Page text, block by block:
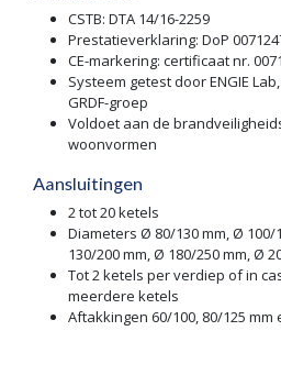
CSTB: DTA 14/16-2259
Prestatieverklaring: DoP
CE-markering: certificaat nr.
Systeem getest door ENGIE
GRDF-groep
Voldoet aan de
woonvormen
Aansluitingen
2 tot 20 ketels
Diameters Ø 80/130 mm, Ø 100/
130/200 mm, Ø 180/250 mm, Ø
Tot 2 ketels per verdiep of in
meerdere ketels
Aftakkingen 60/100, 80/125 mm